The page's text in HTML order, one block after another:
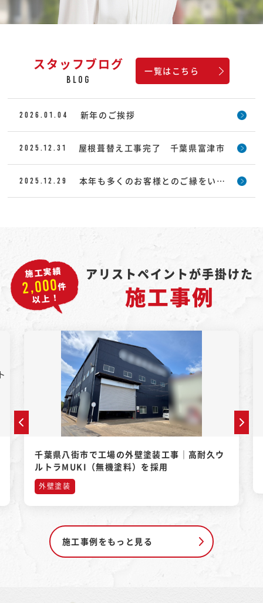
スタッフブログ
BLOG
一覧はこちら
2026.01.04 新年のご挨拶
2025.12.31 屋根葺替え工事完了 千葉県富津市
2025.12.29 本年も多くのお客様とのご縁をいただき、心より御礼申し上げます
施工実績
2,000件
以上！
アリストペイントが手掛けた
施工事例
千葉県八街市で工場の外壁塗装工事｜高耐久ウ
ルトラMUKI（無機塗料）を採用
外壁塗装
施工事例をもっと見る